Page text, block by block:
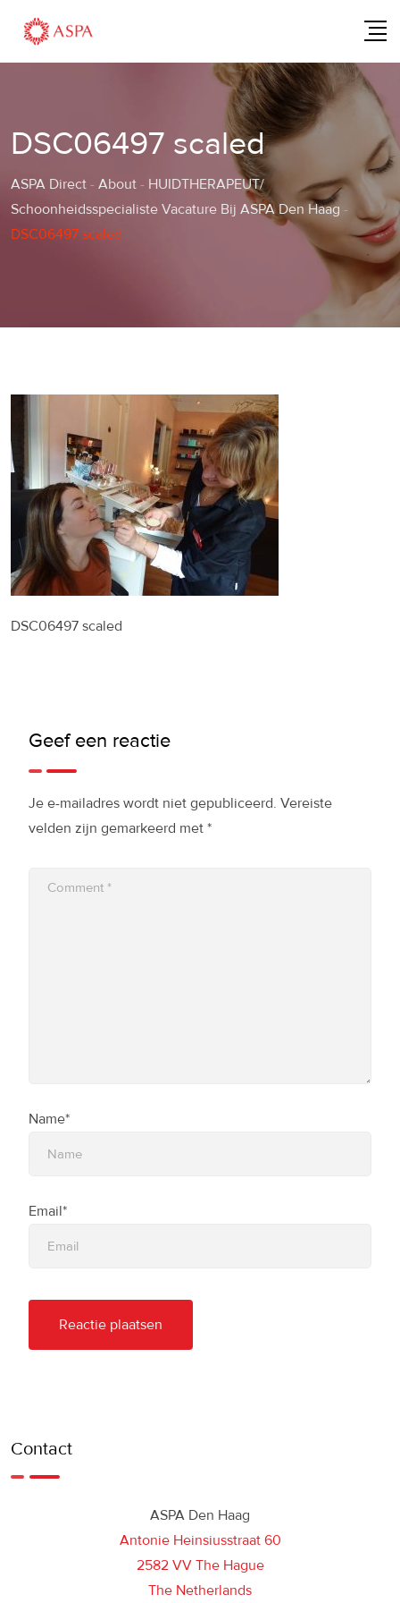
content
DSC06497 scaled
ASPA Direct - About - HUIDTHERAPEUT/
Schoonheidsspecialiste Vacature Bij ASPA Den Haag -
DSC06497 scaled
DSC06497 scaled
Geef een reactie
Je e-mailadres wordt niet gepubliceerd. Vereiste
velden zijn gemarkeerd met *
Name*
Email*
Contact
ASPA Den Haag
Antonie Heinsiusstraat 60
2582 VV The Hague
The Netherlands